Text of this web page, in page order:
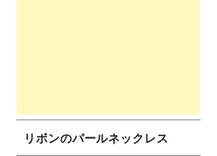
リボンのパールネックレス